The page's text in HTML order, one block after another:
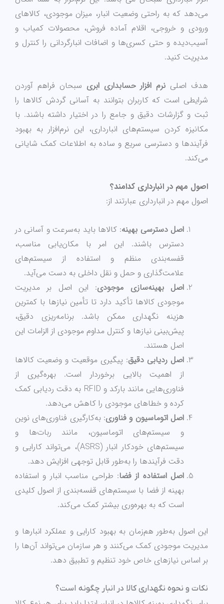
می‌دهد که به راحتی وضعیت انبار، میزان موجودی، کالاهای
ورودی و خروجی، اقلام آماده فروش، محصولات کمیاب و
آسیب‌دیده و حتی کسری‌ها و اضافات انبارگردانی را کنترل و
مدیریت کنید.
هدف اصلی نرم افزار حسابداری ابری سبحان فراهم آوردن
شرایطی است که کاربران بتوانند به آسانی گردش کالاها را
ثبت و گزارشات دقیق و جامع را در اختیار داشته باشند. با
مکانیزه کردن سیستم‌های انبارداری، این نرم‌افزار به بهبود
فرآیندها و دسترسی سریع و ساده به اطلاعات کمک شایانی
می‌کند.
اصول مهم در انبارداری کدامند؟
اصول مهم در انبارداری عبارتند از:
اصل دسترسی بهینه: کالاها باید به‌سرعت و آسانی در
دسترس باشند. این امر با مکان‌یابی مناسب،
قفسه‌بندی منظم و استفاده از سیستم‌های
علامت‌گذاری و حمل و نقل داخلی به دست می‌آید.
اصل بهینه‌سازی موجودی: این اصل بر مدیریت
موجودی کالاها تأکید دارد تا تأمین نیازها با کمترین
هزینه نگهداری ممکن باشد. برنامه‌ریزی دقیق،
پیش‌بینی نیازها و کنترل مداوم موجودی از الزامات این
اصل هستند.
اصل ردیابی دقیق: پیگیری موقعیت و وضعیت کالاها
از اهمیت بالایی برخوردار است. بهره‌گیری از
فناوری‌هایی مانند بارکد و RFID به دقت ردیابی کمک
کرده و خطاهای موجودی را کاهش می‌دهد.
اصل اتوماسیون و فناوری: به‌کارگیری فناوری‌های نوین
و سیستم‌های اتوماسیون، مانند ربات‌ها و
سیستم‌های خودکار انبار (ASRS)، می‌تواند کارایی و
دقت فرآیندها را به‌طور قابل توجهی افزایش دهد.
اصل استفاده از فضا: طراحی مناسب انبار و استفاده
بهینه از فضا با سیستم‌های قفسه‌بندی از اصول کلیدی
است که به بهره‌وری بیشتر کمک می‌کند.
این اصول به‌طور هم‌زمان به بهبود کارایی و عملکرد انبارها و
مدیریت موجودی کمک می‌کنند و هر سازمان می‌تواند آن‌ها را
بر اساس نیازهای خاص خود تنظیم و تطبیق دهد.
نکات و نحوه نگهداری کالا در انبار چگونه است؟